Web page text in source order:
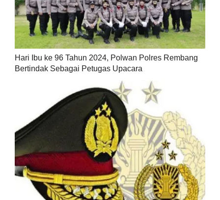
Hari Ibu ke 96 Tahun 2024, Polwan Polres Rembang
Bertindak Sebagai Petugas Upacara